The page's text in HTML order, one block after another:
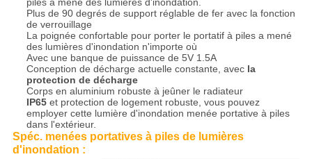
piles a mené des lumières d'inondation.
Plus de 90 degrés de support réglable de fer avec la fonction
de verrouillage
La poignée confortable pour porter le portatif à piles a mené
des lumières d'inondation n'importe où
Avec une banque de puissance de 5V 1.5A
Conception de décharge actuelle constante, avec la
protection de décharge
Corps en aluminium robuste à jeûner le radiateur
IP65et protection de logement robuste, vous pouvez
employer cette lumière d'inondation menée portative à piles
dans l'extérieur.
Spéc. menées portatives à piles de lumières
d'inondation :